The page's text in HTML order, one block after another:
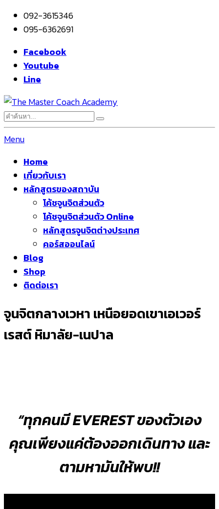
092-3615346
095-6362691
Facebook
Youtube
Line
Menu
Home
เกี่ยวกับเรา
หลักสูตรของสถาบัน
โค้ชจูนจิตส่วนตัว
โค้ชจูนจิตส่วนตัว Online
หลักสูตรจูนจิตต่างประเทศ
คอร์สออนไลน์
Blog
Shop
ติดต่อเรา
จูนจิตกลางเวหา เหนือยอดเขาเอเวอร์
เรสต์ หิมาลัย-เนปาล
“ทุกคนมี EVEREST ของตัวเอง
คุณเพียงแค่ต้องออกเดินทาง และ
ตามหามันให้พบ!!